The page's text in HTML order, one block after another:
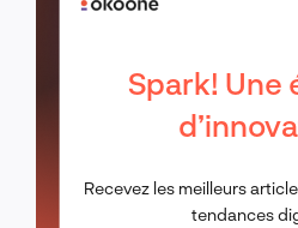
Spark! Une
Recevez les meilleurs
tendances